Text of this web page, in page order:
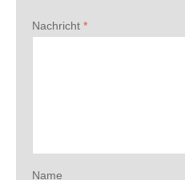
Nachricht *
Name